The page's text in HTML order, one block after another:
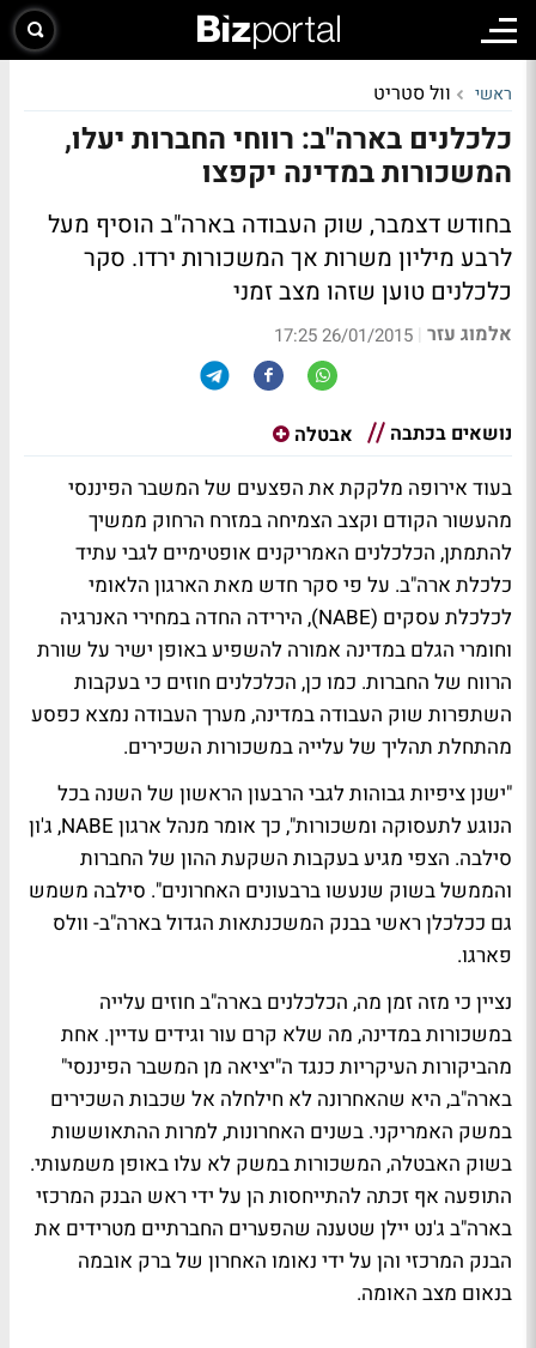
ראשי וול סטריט
כלכלנים בארה"ב: רווחי החברות יעלו,
המשכורות במדינה יקפצו
בחודש דצמבר, שוק העבודה בארה"ב הוסיף מעל
לרבע מיליון משרות אך המשכורות ירדו. סקר
כלכלנים טוען שזהו מצב זמני
אלמוג עזר |
26/01/2015 17:25
נושאים בכתבה אבטלה
בעוד אירופה מלקקת את הפצעים של המשבר הפיננסי
מהעשור הקודם וקצב הצמיחה במזרח הרחוק ממשיך
להתמתן, הכלכלנים האמריקנים אופטימיים לגבי עתיד
כלכלת ארה"ב. על פי סקר חדש מאת הארגון הלאומי
לכלכלת עסקים (NABE), הירידה החדה במחירי האנרגיה
וחומרי הגלם במדינה אמורה להשפיע באופן ישיר על שורת
הרווח של החברות. כמו כן, הכלכלנים חוזים כי בעקבות
השתפרות שוק העבודה במדינה, מערך העבודה נמצא כפסע
מהתחלת תהליך של עלייה במשכורות השכירים.
"ישנן ציפיות גבוהות לגבי הרבעון הראשון של השנה בכל
הנוגע לתעסוקה ומשכורות", כך אומר מנהל ארגון NABE, ג'ון
סילבה. הצפי מגיע בעקבות השקעת ההון של החברות
והממשל בשוק שנעשו ברבעונים האחרונים". סילבה משמש
גם ככלכלן ראשי בבנק המשכנתאות הגדול בארה"ב- וולס
פארגו.
נציין כי מזה זמן מה, הכלכלנים בארה"ב חוזים עלייה
במשכורות במדינה, מה שלא קרם עור וגידים עדיין. אחת
מהביקורות העיקריות כנגד ה"יציאה מן המשבר הפיננסי"
בארה"ב, היא שהאחרונה לא חילחלה אל שכבות השכירים
במשק האמריקני. בשנים האחרונות, למרות ההתאוששות
בשוק האבטלה, המשכורות במשק לא עלו באופן משמעותי.
התופעה אף זכתה להתייחסות הן על ידי ראש הבנק המרכזי
בארה"ב ג'נט יילן שטענה שהפערים החברתיים מטרידים את
הבנק המרכזי והן על ידי נאומו האחרון של ברק אובמה
בנאום מצב האומה.